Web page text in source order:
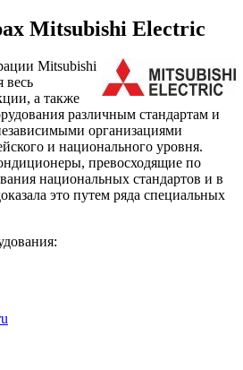
Mitsubishi Electric
Mitsubishi
весь
а также
различным стандартам и
организациями
и национального уровня.
превосходящие по
национальных стандартов и в
это путем ряда специальных